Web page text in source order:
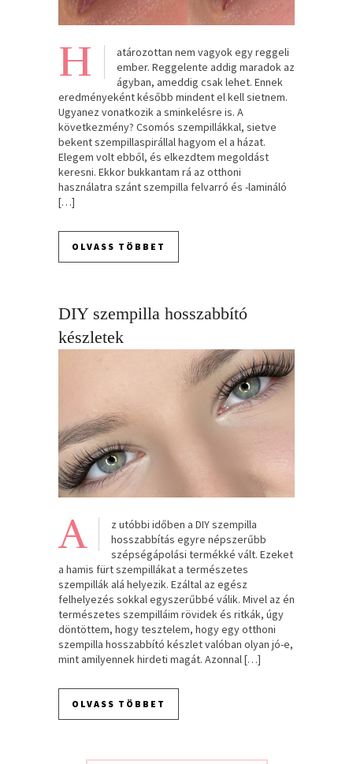
H
atározottan nem vagyok egy reggeli
ember. Reggelente addig maradok az
ágyban, ameddig csak lehet. Ennek
eredményeként később mindent el kell sietnem.
Ugyanez vonatkozik a sminkelésre is. A
következmény? Csomós szempillákkal, sietve
bekent szempillaspirállal hagyom el a házat.
Elegem volt ebből, és elkezdtem megoldást
keresni. Ekkor bukkantam rá az otthoni
használatra szánt szempilla felvarró és -lamináló
[…]
OLVASS TÖBBET
DIY szempilla hosszabbító
készletek
A
z utóbbi időben a DIY szempilla
hosszabbítás egyre népszerűbb
szépségápolási termékké vált. Ezeket
a hamis fürt szempillákat a természetes
szempillák alá helyezik. Ezáltal az egész
felhelyezés sokkal egyszerűbbé válik. Mivel az én
természetes szempilláim rövidek és ritkák, úgy
döntöttem, hogy tesztelem, hogy egy otthoni
szempilla hosszabbító készlet valóban olyan jó-e,
mint amilyennek hirdeti magát. Azonnal […]
OLVASS TÖBBET